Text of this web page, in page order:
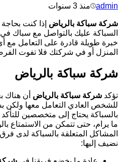
admin منذ 3 سنوات
شركة سباكة بالرياض إذا كنت
السباكة عليك بالتواصل مع سباك
خبرة طويلة قادرة على التعامل
المنزل أو في شركتك فلا تفوت
شركة سباكة بالرياض
تؤكد شركة سباكة بالرياض أن هناك
للشخص العادي التعامل معها ولكن
بالسباكة يحتاج إلى متخصصين
ما يرام، حتى تتمكن من الاستمتاع
المشاكل المتعلقة بالسباكة لدى فرق
نضيف إليها: